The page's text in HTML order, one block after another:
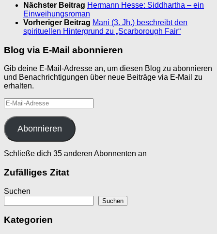
Nächster Beitrag Hermann Hesse: Siddhartha – ein
Einweihungsroman
Vorheriger Beitrag Mani (3. Jh.) beschreibt den
spirituellen Hintergrund zu „Scarborough Fair“
Blog via E-Mail abonnieren
Gib deine E-Mail-Adresse an, um diesen Blog zu abonnieren
und Benachrichtigungen über neue Beiträge via E-Mail zu
erhalten.
E-
Mail-
Adresse
Abonnieren
Schließe dich 35 anderen Abonnenten an
Zufälliges Zitat
Suchen
Suchen
Kategorien